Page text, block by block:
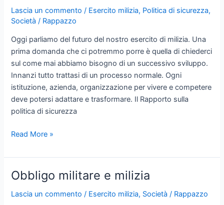
Lascia un commento / Esercito milizia, Politica di sicurezza,
Società / Rappazzo
Oggi parliamo del futuro del nostro esercito di milizia. Una
prima domanda che ci potremmo porre è quella di chiederci
sul come mai abbiamo bisogno di un successivo sviluppo.
Innanzi tutto trattasi di un processo normale. Ogni
istituzione, azienda, organizzazione per vivere e competere
deve potersi adattare e trasformare. Il Rapporto sulla
politica di sicurezza
Ulteriore
dell’esercito
(USEs)
Read More »
Obbligo militare e milizia
Lascia un commento / Esercito milizia, Società / Rappazzo